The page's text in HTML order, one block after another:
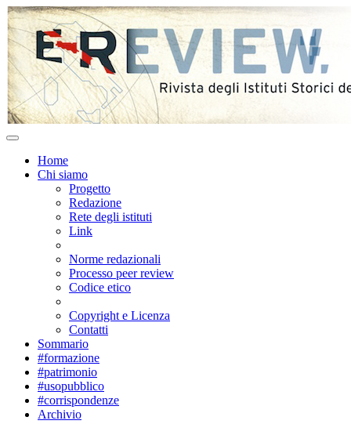
Home
Chi siamo
Progetto
Redazione
Rete degli istituti
Link
Norme redazionali
Processo peer review
Codice etico
Copyright e Licenza
Contatti
Sommario
#formazione
#patrimonio
#usopubblico
#corrispondenze
Archivio